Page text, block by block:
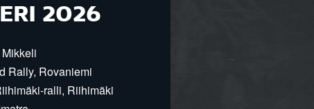
2026
Rally, Rovaniemi
ralli, Riihimäki